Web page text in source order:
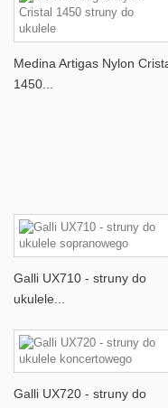
Medina Artigas Nylon
1450...
Galli UX710 - struny do
ukulele...
Galli UX720 - struny do